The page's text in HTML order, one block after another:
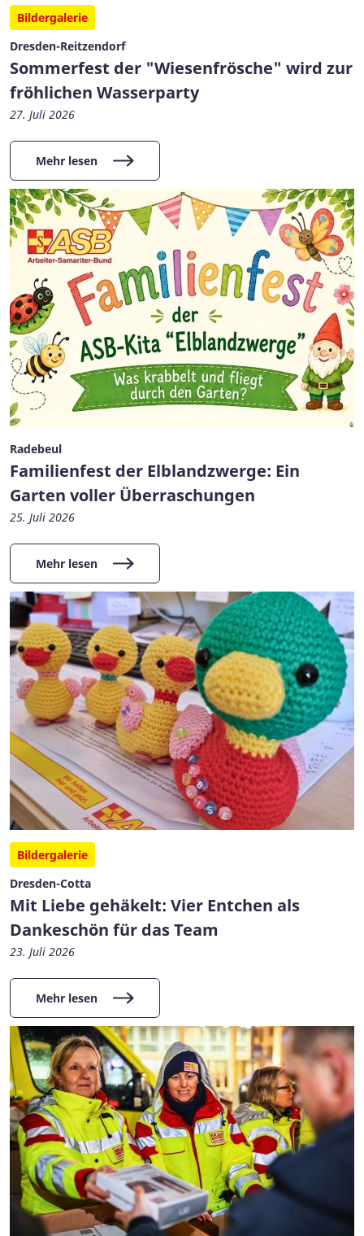
Bildergalerie
Dresden-Reitzendorf
Sommerfest der "Wiesenfrösche" wird zur
fröhlichen Wasserparty
27. Juli 2026
Mehr lesen
Radebeul
Familienfest der Elblandzwerge: Ein
Garten voller Überraschungen
25. Juli 2026
Mehr lesen
Bildergalerie
Dresden-Cotta
Mit Liebe gehäkelt: Vier Entchen als
Dankeschön für das Team
23. Juli 2026
Mehr lesen